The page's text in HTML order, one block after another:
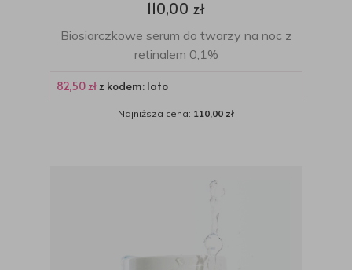
110,00 zł
Biosiarczkowe serum do twarzy na noc z
retinalem 0,1%
82,50 złz kodem: lato
Najniższa cena: 110,00 zł